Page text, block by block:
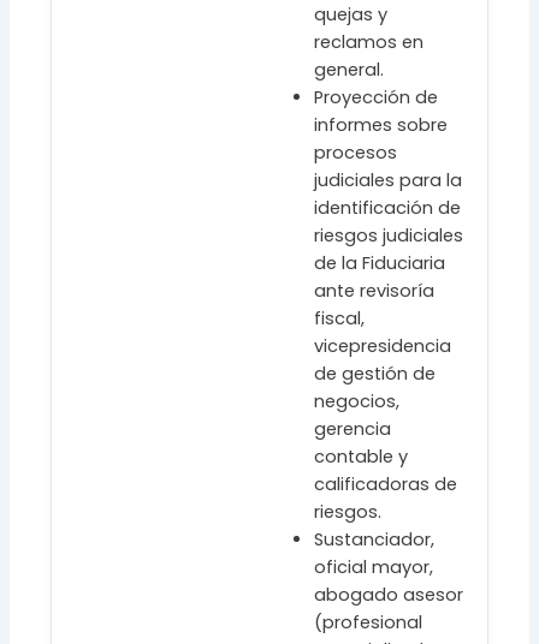
quejas y
reclamos en
general.
Proyección de
informes sobre
procesos
judiciales para la
identificación de
riesgos judiciales
de la Fiduciaria
ante revisoría
fiscal,
vicepresidencia
de gestión de
negocios,
gerencia
contable y
calificadoras de
riesgos.
Sustanciador,
oficial mayor,
abogado asesor
(profesional